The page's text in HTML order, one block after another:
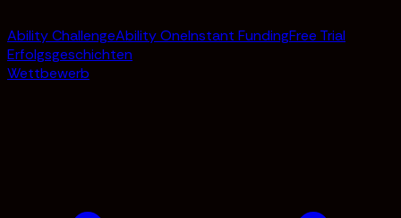
Ability ChallengeAbility OneInstant FundingFree Trial
Erfolgsgeschichten
Wettbewerb